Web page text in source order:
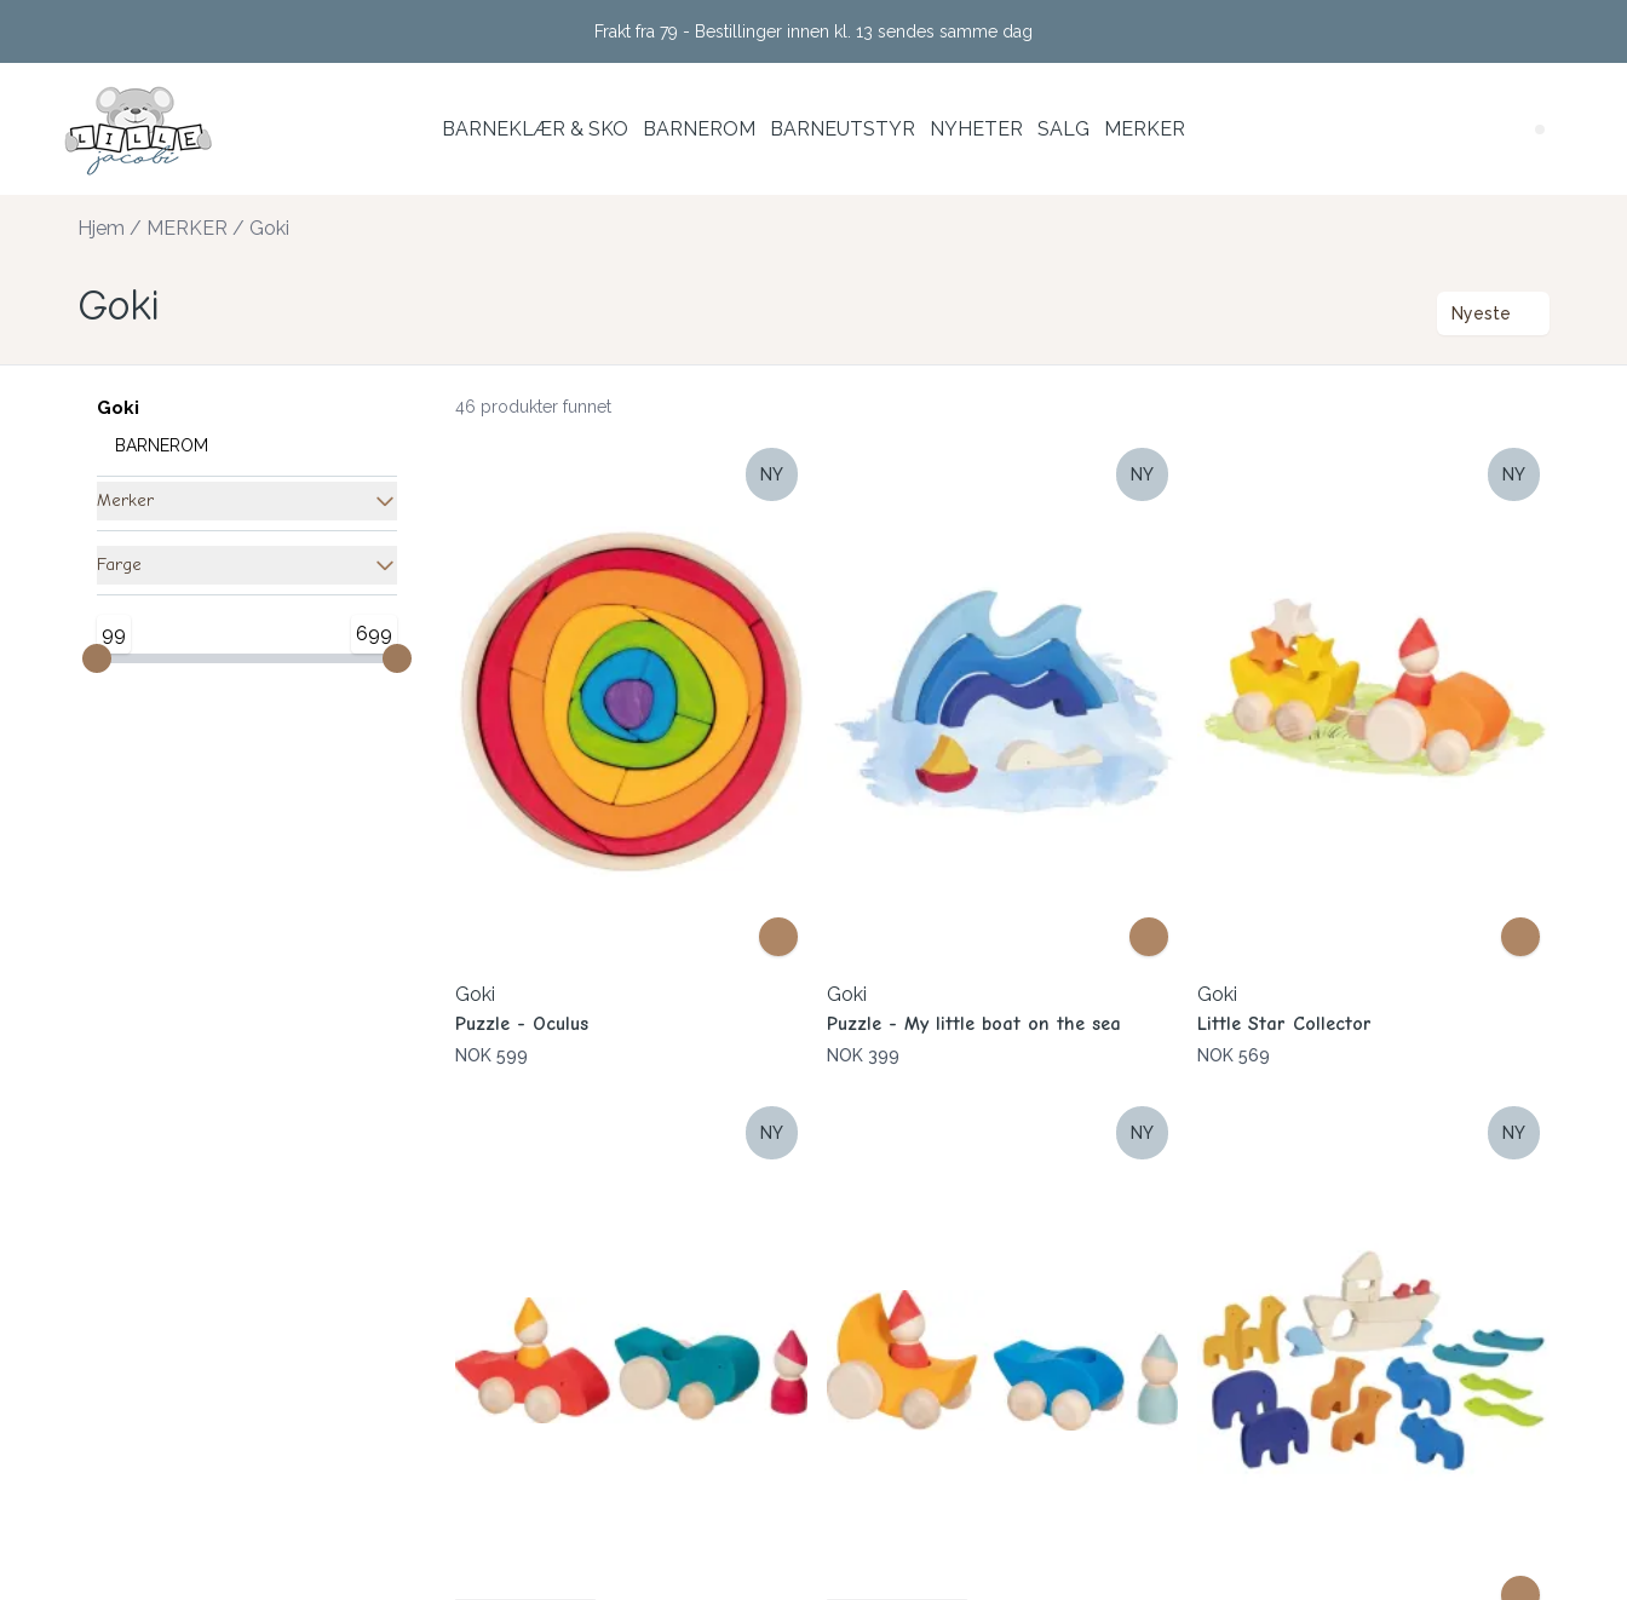
Frakt fra 79 - Bestillinger innen kl. 13 sendes samme dag
BARNEKLÆR & SKO BARNEROM BARNEUTSTYR NYHETER SALG MERKER
Hjem / MERKER / Goki
Goki Nyeste
Goki
BARNEROM
Merker
Farge
99 699
46 produkter funnet
NY
Goki
Puzzle - Oculus
NOK 599
NY
Goki
Puzzle - My little boat on the sea
NOK 399
NY
Goki
Little Star Collector
NOK 569
NY NY NY